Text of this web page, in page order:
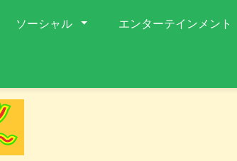
ソーシャル エンターテインメント